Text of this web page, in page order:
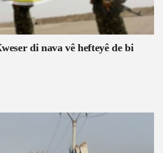
di nava vê hefteyê de bi